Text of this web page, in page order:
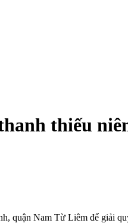
thiếu
quận Nam Từ Liêm để giải